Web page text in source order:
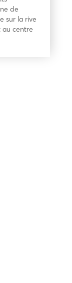
de
sur la rive
au centre